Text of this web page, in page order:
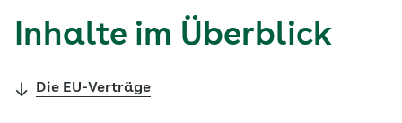
Inhalte im Überblick
Die EU-Verträge